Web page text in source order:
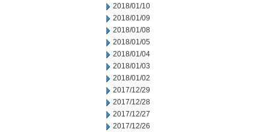
2018/01/10
2018/01/09
2018/01/08
2018/01/05
2018/01/04
2018/01/03
2018/01/02
2017/12/29
2017/12/28
2017/12/27
2017/12/26